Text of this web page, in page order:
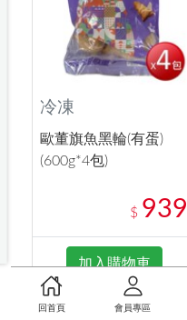
冷凍
歐董旗魚黑輪(有蛋)
(600g*4包)
$ 939
加入購物車
回首頁 會員專區